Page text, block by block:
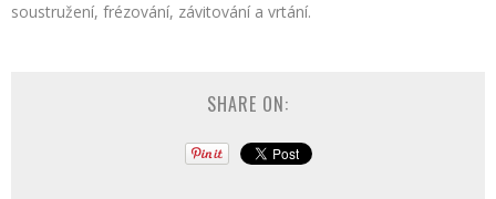
soustružení, frézování, závitování a vrtání.
SHARE ON: